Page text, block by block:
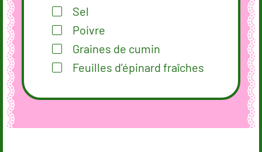
Sel
Poivre
Graines de cumin
Feuilles d’épinard fraîches